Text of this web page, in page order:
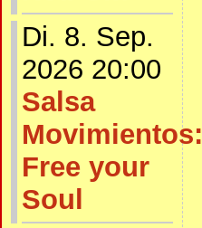
Di. 8. Sep.
2026 20:00
Salsa
Movimientos:
Free your
Soul